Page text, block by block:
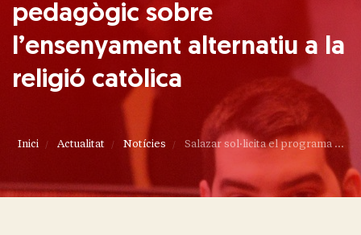
pedagògic sobre
l’ensenyament alternatiu a la
religió catòlica
Inici Actualitat Notícies Salazar sol·licita el programa ...